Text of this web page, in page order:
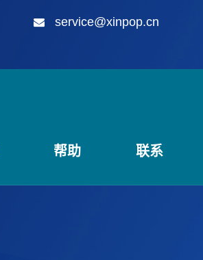
service@xinpop.cn
帮助 联系